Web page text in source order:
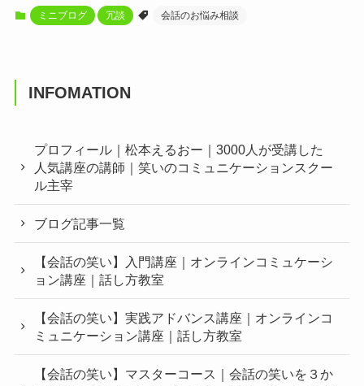
ミニブログ 冗談 会話のお悩み相談
INFOMATION
プロフィール｜松本えるおー｜3000人が受講した
人気講座の講師｜笑いのコミュニケーションスクー
ル主宰
ブログ記事一覧
【会話の笑い】入門講座｜オンラインコミュケーシ
ョン講座｜話し方教室
【会話の笑い】実践アドバンス講座｜オンラインコ
ミュニケーション講座｜話し方教室
【会話の笑い】マスターコース｜会話の笑いを３か